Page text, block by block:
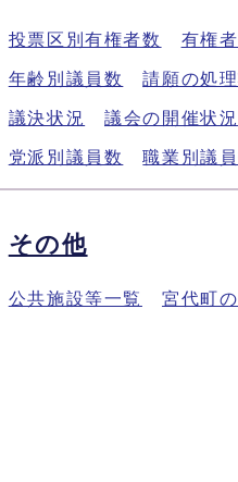
投票区別有権者数 有権
年齢別議員数 請願の処
議決状況 議会の開催状況
党派別議員数 職業別議
その他
公共施設等一覧 宮代町